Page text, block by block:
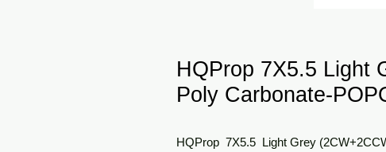
HQProp 7X5.5 Light
Poly Carbonate-
HQProp 7X5.5 Light Grey